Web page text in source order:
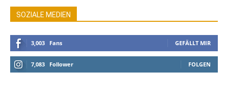
SOZIALE MEDIEN
3,003 Fans GEFÄLLT MIR
7,083 Follower FOLGEN